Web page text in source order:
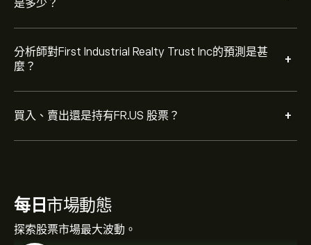
是多少？
分析師對First Industrial Realty Trust Inc的預測是甚
麼？
+
買入、賣出還是持有FR.US 股票？ +
每日 市場動態
探索股票市場最大波動。